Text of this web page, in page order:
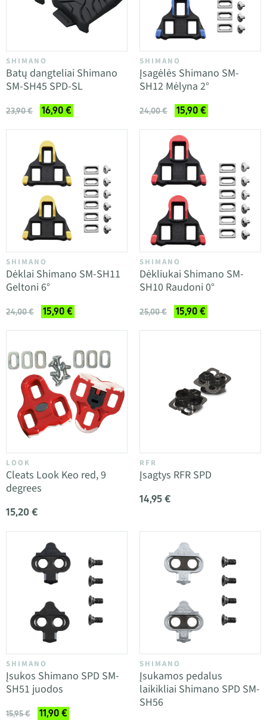
SHIMANO
Batų dangteliai Shimano
SM-SH45 SPD-SL
23,90 € 16,90 €
SHIMANO
Įsagėlės Shimano SM-
SH12 Mėlyna 2°
24,00 € 15,90 €
SHIMANO
Dėklai Shimano SM-SH11
Geltoni 6°
24,00 € 15,90 €
SHIMANO
Dėkliukai Shimano SM-
SH10 Raudoni 0°
25,00 € 15,90 €
LOOK
Cleats Look Keo red, 9
degrees
15,20 €
RFR
Įsagtys RFR SPD
14,95 €
SHIMANO
Įsukos Shimano SPD SM-
SH51 juodos
15,95 € 11,90 €
SHIMANO
Įsukamos pedalus
laikikliai Shimano SPD SM-
SH56